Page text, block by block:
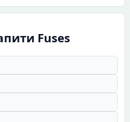
Fuses